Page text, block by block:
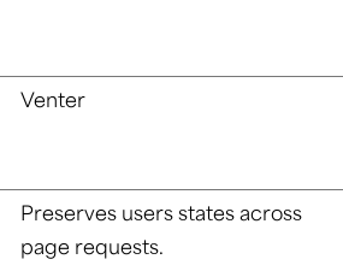
Venter
Preserves users states across
page requests.